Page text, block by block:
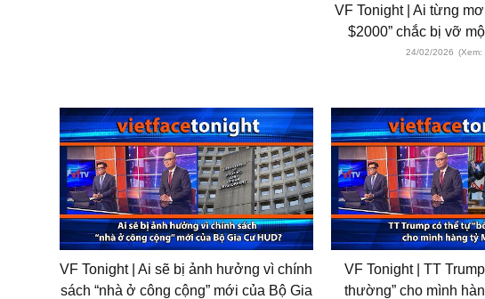
VF Tonight | Ai từng
$2000” chắc bị vỡ
24/02/2026 (Xem:
VF Tonight | Ai sẽ bị ảnh hưởng vì chính
sách “nhà ở công cộng” mới của Bộ Gia
VF Tonight | TT
thường” cho mình